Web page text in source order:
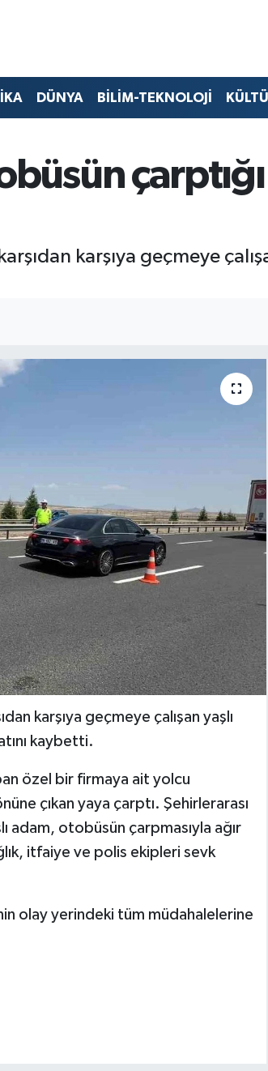
DÜNYA BİLİM-TEKNOLOJİ
karşıya geçmeye
karşıya geçmeye çalışan yaşlı
kaybetti.
özel bir firmaya ait yolcu
çıkan yaya çarptı. Şehirlerarası
adam, otobüsün çarpmasıyla ağır
itfaiye ve polis ekipleri sevk
olay yerindeki tüm müdahalelerine